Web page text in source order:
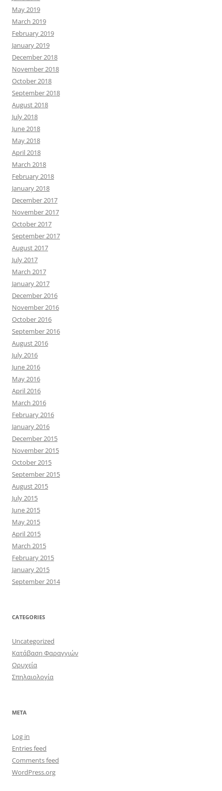
May 2019
March 2019
February 2019
January 2019
December 2018
November 2018
October 2018
September 2018
August 2018
July 2018
June 2018
May 2018
April 2018
March 2018
February 2018
January 2018
December 2017
November 2017
October 2017
September 2017
August 2017
July 2017
March 2017
January 2017
December 2016
November 2016
October 2016
September 2016
August 2016
July 2016
June 2016
May 2016
April 2016
March 2016
February 2016
January 2016
December 2015
November 2015
October 2015
September 2015
August 2015
July 2015
June 2015
May 2015
April 2015
March 2015
February 2015
January 2015
September 2014
CATEGORIES
Uncategorized
Κατάβαση Φαραγγιών
Ορυχεία
Σπηλαιολογία
META
Log in
Entries feed
Comments feed
WordPress.org